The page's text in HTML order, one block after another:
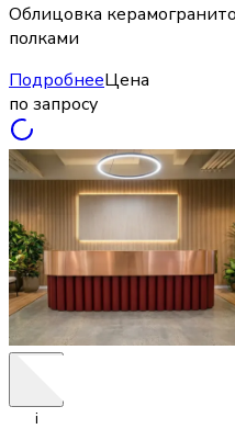
Облицовка
полками
ПодробнееЦена
по запросу
i